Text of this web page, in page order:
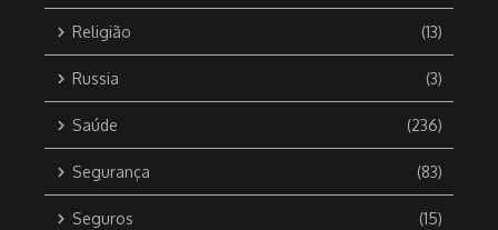
Religião (13)
Russia (3)
Saúde (236)
Segurança (83)
Seguros (15)